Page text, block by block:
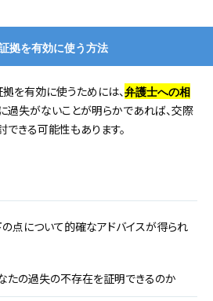
拠を有効に使う方法
を有効に使うためには、 弁護士への相
過失がないことが明らかであれば、交際
きる可能性もあります。
点について的確なアドバイスが得られ
たの過失の不存在を証明できるのか